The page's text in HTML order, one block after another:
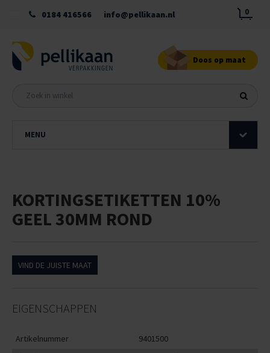
0184 416566 info@pellikaan.nl 0
Doos op maat
MENU
KORTINGSETIKETTEN 10%
GEEL 30MM ROND
VIND DE JUISTE MAAT
EIGENSCHAPPEN
Artikelnummer
9401500